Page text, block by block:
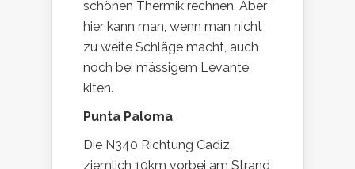
schönen Thermik rechnen. Aber
hier kann man, wenn man nicht
zu weite Schläge macht, auch
noch bei mässigem Levante
kiten.
Punta Paloma
Die N340 Richtung Cadiz,
ziemlich 10km vorbei am Strand